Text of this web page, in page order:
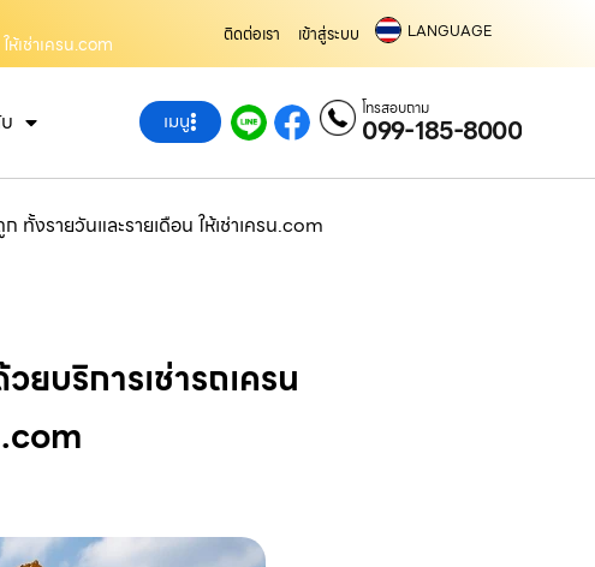
เช่าเครน.com
ติดต่อเรา เข้าสู่ระบบ LANGUAGE
เมนู โทรสอบถาม
099-185-8000
ทั้งรายวันและรายเดือน ให้เช่าเครน.com
ยบริการเช่ารถเครน